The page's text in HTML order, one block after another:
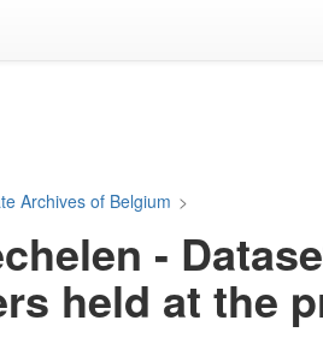
Archives of Belgium >
-
held at the